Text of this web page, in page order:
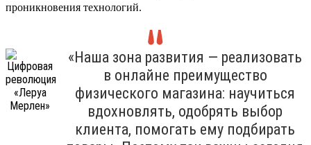
проникновения технологий.
«Наша зона развития — реализовать
в онлайне преимущество
физического магазина: научиться
вдохновлять, одобрять выбор
клиента, помогать ему подбирать